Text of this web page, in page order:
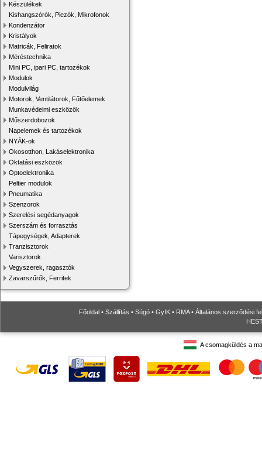
Készülékek
Kishangszórók, Piezók, Mikrofonok
Kondenzátor
Kristályok
Matricák, Feliratok
Méréstechnika
Mini PC, ipari PC, tartozékok
Modulok
Modulvilág
Motorok, Ventilátorok, Fűtőelemek
Munkavédelmi eszközök
Műszerdobozok
Napelemek és tartozékok
NYÁK-ok
Okosotthon, Lakáselektronika
Oktatási eszközök
Optoelektronika
Peltier modulok
Pneumatika
Szenzorok
Szerelési segédanyagok
Szerszám és forrasztás
Tápegységek, Adapterek
Tranzisztorok
Varisztorok
Vegyszerek, ragasztók
Zavarszűrők, Ferritek
Főoldal • Szállítás • Súgó • GyIK • RMA• Általános szerződési
A csomagküldés a